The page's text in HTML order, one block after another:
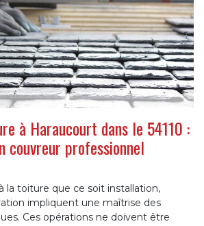
à Haraucourt dans le 54110 :
couvreur professionnel
la toiture que ce soit installation,
impliquent une maîtrise des
Ces opérations ne doivent être